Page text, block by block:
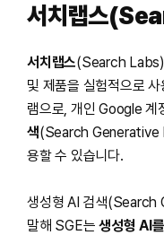
서치랩스
서치랩스(Search Labs)
및 제품을 실험적으로
램으로, 개인 Google 계
색(Search Generative
용할 수 있습니다.
생성형 AI 검색(Search
말해 SGE는생성형 AI